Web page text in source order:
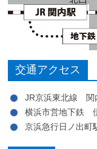
交通アクセス
JR京浜東北線 関
横浜市営地下鉄
京浜急行日ノ出